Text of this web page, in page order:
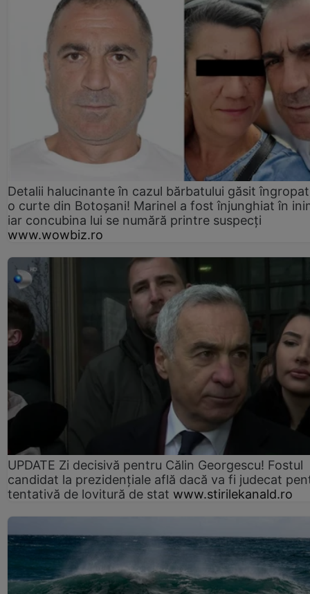
Detalii halucinante în cazul bărbatului găsit
o curte din Botoșani! Marinel a fost înjunghiat în
iar concubina lui se numără printre suspecți
www.wowbiz.ro
UPDATE Zi decisivă pentru Călin Georgescu! Fostul
candidat la prezidențiale află dacă va fi judecat
tentativă de lovitură de stat www.stirilekanald.ro